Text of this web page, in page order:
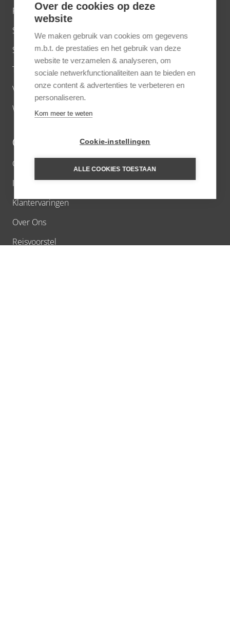
Riviercruises wereldwijd
Short breaks
Strand
Treinreizen
Virtuoso voordelen
Wandelreizen
OVER ONS
Contact
Inschrijven nieuwsbrief
Klantervaringen
Over Ons
Reisvoorstel
Over de cookies op deze
website
We maken gebruik van cookies om gegevens
m.b.t. de prestaties en het gebruik van deze
website te verzamelen & analyseren, om
sociale netwerkfunctionaliteiten aan te bieden en
onze content & advertenties te verbeteren en
personaliseren.
Kom meer te weten
Cookie-instellingen
ALLE COOKIES TOESTAAN